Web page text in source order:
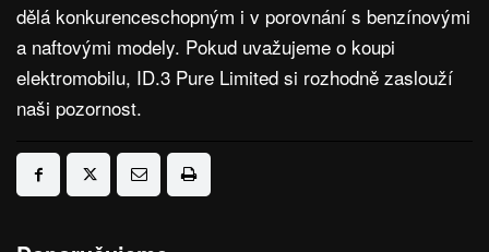
dělá konkurenceschopným i v porovnání s benzínovými
a naftovými modely. Pokud uvažujeme o koupi
elektromobilu, ID.3 Pure Limited si rozhodně zaslouží
naši pozornost.